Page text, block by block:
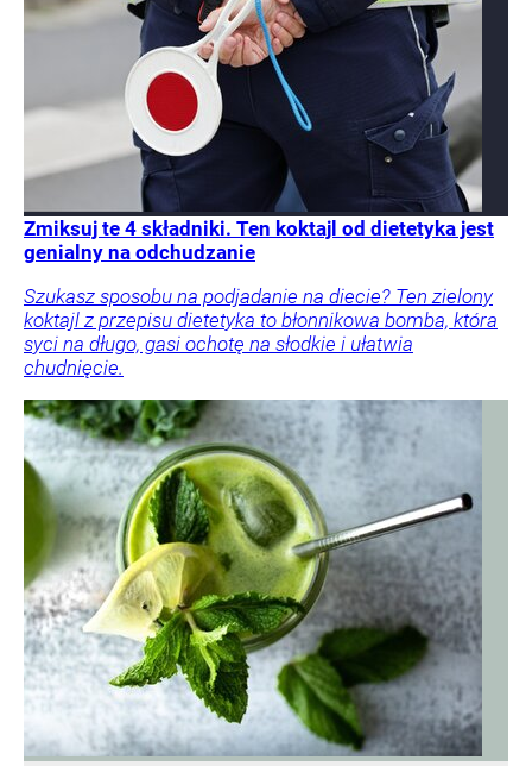
Zmiksuj te 4 składniki. Ten koktajl od dietetyka jest
genialny na odchudzanie
Szukasz sposobu na podjadanie na diecie? Ten zielony
koktajl z przepisu dietetyka to błonnikowa bomba, która
syci na długo, gasi ochotę na słodkie i ułatwia
chudnięcie.